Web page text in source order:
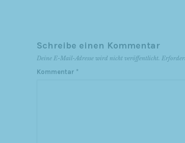
Schreibe einen Kommentar
Deine E-Mail-Adresse wird nicht veröffentlicht.
Kommentar *